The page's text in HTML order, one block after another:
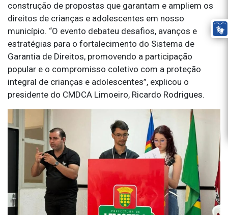
construção de propostas que garantam e ampliem os
direitos de crianças e adolescentes em nosso
município. “O evento debateu desafios, avanços e
estratégias para o fortalecimento do Sistema de
Garantia de Direitos, promovendo a participação
popular e o compromisso coletivo com a proteção
integral de crianças e adolescentes”, explicou o
presidente do CMDCA Limoeiro, Ricardo Rodrigues.